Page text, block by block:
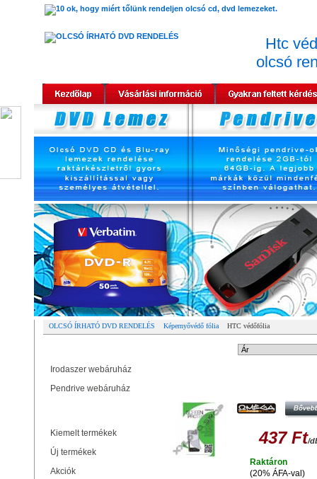
Htc
olcsó
OLCSÓ ÍRHATÓ DVD RENDELÉS Képernyővédő fólia HTC védőfólia
Irodaszer webáruház
Pendrive webáruház
Kiemelt termékek
Új termékek
Akciók
FÓLIA HTC WILDFIRE S 41461
437 Ft/
(20% ÁFA-val)
Raktáron